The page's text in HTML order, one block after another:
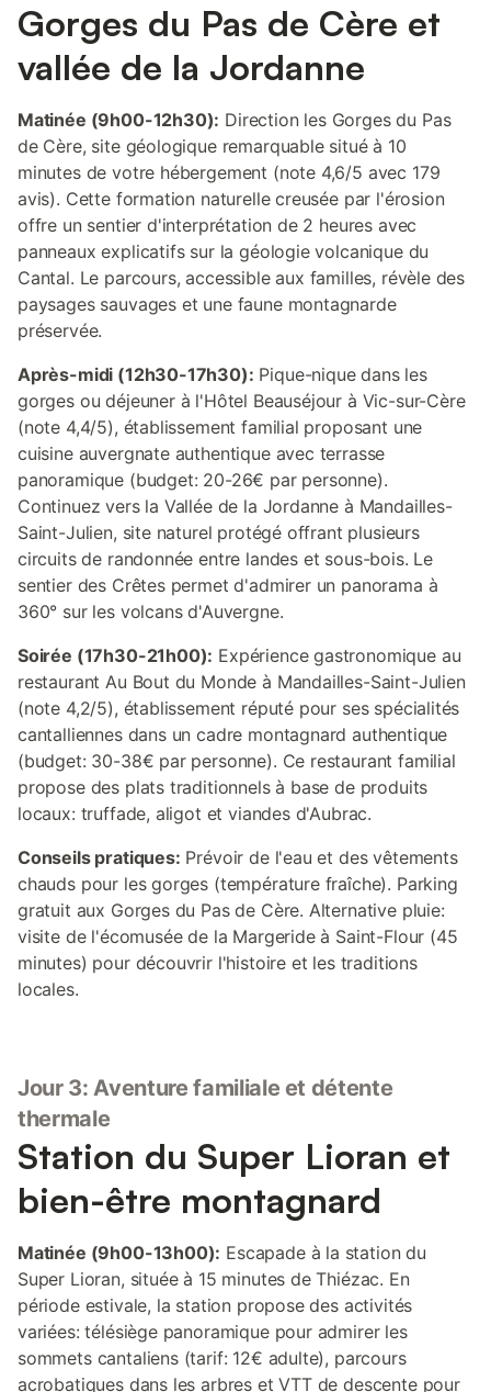
Gorges du Pas de Cère et
vallée de la Jordanne
Matinée (9h00-12h30): Direction les Gorges du Pas
de Cère, site géologique remarquable situé à 10
minutes de votre hébergement (note 4,6/5 avec 179
avis). Cette formation naturelle creusée par l'érosion
offre un sentier d'interprétation de 2 heures avec
panneaux explicatifs sur la géologie volcanique du
Cantal. Le parcours, accessible aux familles, révèle des
paysages sauvages et une faune montagnarde
préservée.
Après-midi (12h30-17h30): Pique-nique dans les
gorges ou déjeuner à l'Hôtel Beauséjour à Vic-sur-Cère
(note 4,4/5), établissement familial proposant une
cuisine auvergnate authentique avec terrasse
panoramique (budget: 20-26€ par personne).
Continuez vers la Vallée de la Jordanne à Mandailles-
Saint-Julien, site naturel protégé offrant plusieurs
circuits de randonnée entre landes et sous-bois. Le
sentier des Crêtes permet d'admirer un panorama à
360° sur les volcans d'Auvergne.
Soirée (17h30-21h00): Expérience gastronomique au
restaurant Au Bout du Monde à Mandailles-Saint-Julien
(note 4,2/5), établissement réputé pour ses spécialités
cantalliennes dans un cadre montagnard authentique
(budget: 30-38€ par personne). Ce restaurant familial
propose des plats traditionnels à base de produits
locaux: truffade, aligot et viandes d'Aubrac.
Conseils pratiques: Prévoir de l'eau et des vêtements
chauds pour les gorges (température fraîche). Parking
gratuit aux Gorges du Pas de Cère. Alternative pluie:
visite de l'écomusée de la Margeride à Saint-Flour (45
minutes) pour découvrir l'histoire et les traditions
locales.
Jour 3: Aventure familiale et détente
thermale
Station du Super Lioran et
bien-être montagnard
Matinée (9h00-13h00): Escapade à la station du
Super Lioran, située à 15 minutes de Thiézac. En
période estivale, la station propose des activités
variées: télésiège panoramique pour admirer les
sommets cantaliens (tarif: 12€ adulte), parcours
acrobatiques dans les arbres et VTT de descente pour